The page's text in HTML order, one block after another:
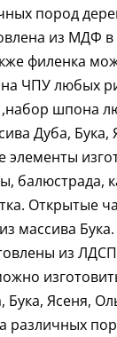
пород
из МДФ
филенка
ЧПУ любых
,набор шпона
Дуба,
элементы
балюстрада,
Открытые
массива
из
Бука, Ясеня,